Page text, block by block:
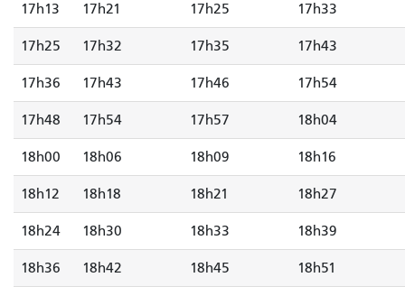
17h13 17h21 17h25 17h33
17h25 17h32 17h35 17h43
17h36 17h43 17h46 17h54
17h48 17h54 17h57 18h04
18h00 18h06 18h09 18h16
18h12 18h18 18h21 18h27
18h24 18h30 18h33 18h39
18h36 18h42 18h45 18h51